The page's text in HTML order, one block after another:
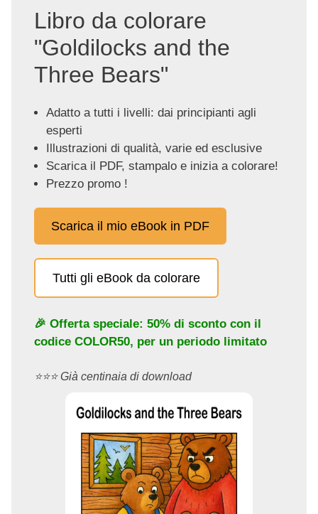
Libro da colorare
"Goldilocks and the
Three Bears"
Adatto a tutti i livelli: dai principianti agli
esperti
Illustrazioni di qualità, varie ed esclusive
Scarica il PDF, stampalo e inizia a colorare!
Prezzo promo !
Scarica il mio eBook in PDF
Tutti gli eBook da colorare
🎉 Offerta speciale: 50% di sconto con il
codice COLOR50, per un periodo limitato
⭐️⭐️⭐️ Già centinaia di download